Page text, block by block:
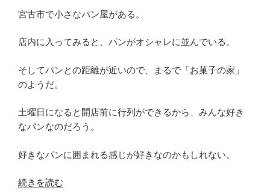
宮
市”
宮古市で小さなパン屋がある。
店内に入ってみると、パンがオシャレに並んでいる。
そしてパンとの距離が近いので、まるで「お菓子の家」
のようだ。
土曜日になると開店前に行列ができるから、みんな好き
なパンなのだろう。
好きなパンに囲まれる感じが好きなのかもしれない。
“パ
続きを読む